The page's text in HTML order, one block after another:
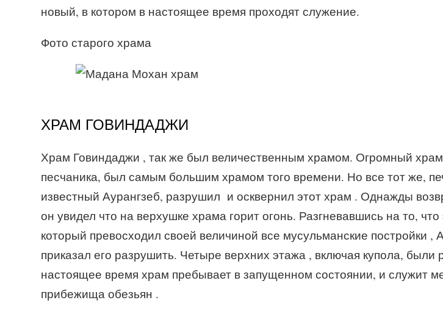
новый, в котором в настоящее время проходят служение.
Фото старого храма
ХРАМ ГОВИНДАДЖИ
Храм Говиндаджи , так же был величественным храмом. Огромный храм
песчаника, был самым большим храмом того времени. Но все тот же,
известный Аурангзеб, разрушил и осквернил этот храм . Однажды
он увидел что на верхушке храма горит огонь. Разгневавшись на то,
который превосходил своей величиной все мусульманские постройки ,
приказал его разрушить. Четыре верхних этажа , включая купола,
настоящее время храм пребывает в запущенном состоянии, и служит
прибежища обезьян .